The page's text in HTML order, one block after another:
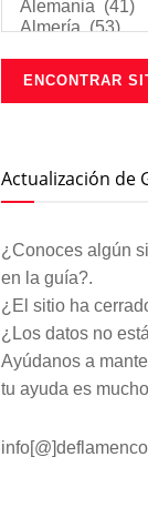
Actualización de
¿Conoces algún
en la guía?.
¿El sitio ha
¿Los datos no
Ayúdanos a
tu ayuda es